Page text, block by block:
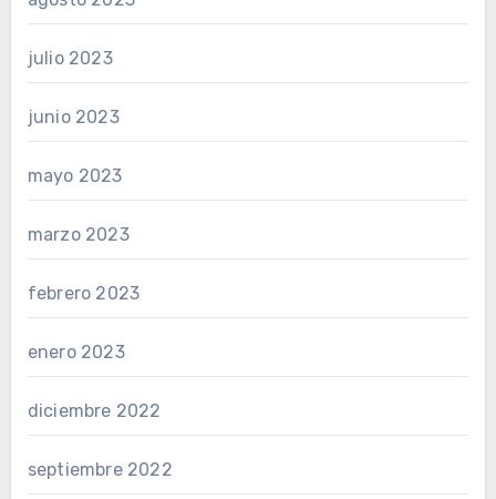
julio 2023
junio 2023
mayo 2023
marzo 2023
febrero 2023
enero 2023
diciembre 2022
septiembre 2022